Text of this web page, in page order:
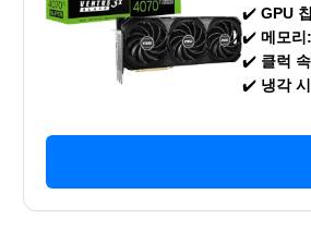
✔️ GPU
✔️ 메모리:
✔️ 클럭
✔️ 냉각